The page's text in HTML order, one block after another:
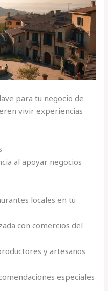
para tu negocio de
vivir experiencias
al apoyar negocios
locales en tu
con comercios del
y artesanos
especiales